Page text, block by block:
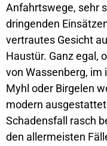
Anfahrtswege, sehr
dringenden
vertrautes Gesicht
Haustür. Ganz egal,
von Wassenberg, im
Myhl oder Birgelen
modern
Schadensfall rasch
den allermeisten